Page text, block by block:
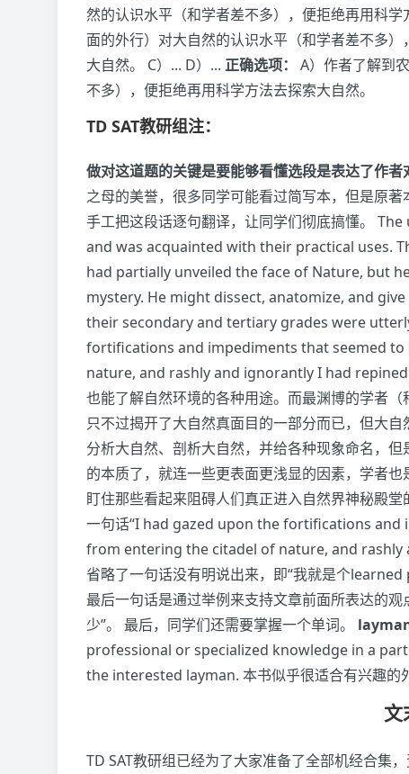
然的认识水平（和学者差不多），便拒绝再用科
面的外行）对大自然的认识水平（和学者差不多
大自然。 C）... D）... 正确选项：
A）作者了解到
不多），便拒绝再用科学方法去探索大自然。
TD SAT教研组注：
做对这道题的关键是要能够看懂选段是表达了作者
之母的美誉，很多同学可能看过简写本，但是原
手工把这段话逐句翻译，让同学们彻底搞懂。
and was acquainted with their practical uses.
had partially unveiled the face of Nature, but
mystery. He might dissect, anatomize, and
their secondary and tertiary grades were
fortifications and impediments that seemed
nature, and rashly and ignorantly I had repined.
也能了解自然环境的各种用途。而最渊博的学者
只不过揭开了大自然真面目的一部分而已，但大
分析大自然、剖析大自然，并给各种现象命名，
的本质了，就连一些更表面更浅显的因素，学者
盯住那些看起来阻碍人们真正进入自然界神秘殿
一句话“I had gazed upon the fortifications
from entering the citadel of nature, and rashly
省略了一句话没有明说出来，即“我就是个
最后一句话是通过举例来支持文章前面所表达的
少”。 最后，同学们还需要掌握一个单词。
professional or specialized knowledge in a
the interested layman. 本书似乎很适合有兴趣的
文
TD SAT教研组已经为了大家准备了全部机经合集